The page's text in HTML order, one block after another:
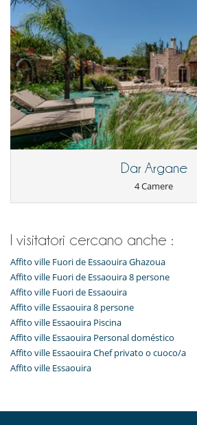
Dar Argane
4 Camere
I visitatori cercano anche :
Affito ville Fuori de Essaouira Ghazoua
Affito ville Fuori de Essaouira 8 persone
Affito ville Fuori de Essaouira
Affito ville Essaouira 8 persone
Affito ville Essaouira Piscina
Affito ville Essaouira Personal doméstico
Affito ville Essaouira Chef privato o cuoco/a
Affito ville Essaouira